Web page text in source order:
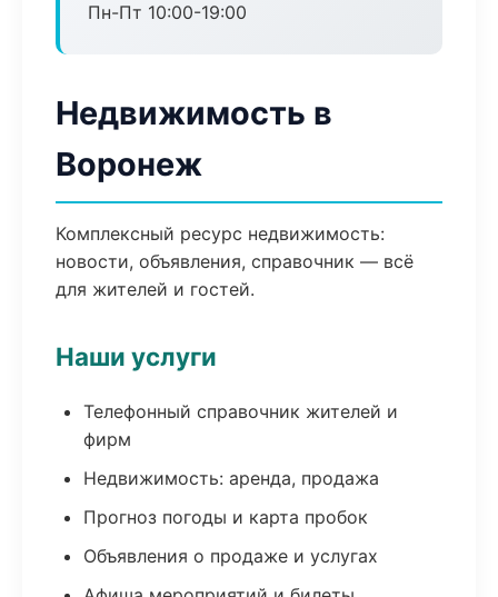
Пн-Пт 10:00-19:00
Недвижимость в
Воронеж
Комплексный ресурс недвижимость:
новости, объявления, справочник — всё
для жителей и гостей.
Наши услуги
Телефонный справочник жителей и
фирм
Недвижимость: аренда, продажа
Прогноз погоды и карта пробок
Объявления о продаже и услугах